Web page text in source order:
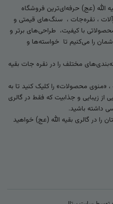
الله (عج) حرفه‌ای‌ترین فروشگاه
، نقره‌جات ، سنگ‌های قیمتی و
با کیفیت، طراحی‌های برتر و
را می‌کنیم تا خواسته‌ها و
مختلف را در نقره جات بقیه
محصولات» را کلیک کنید تا به
از زیبایی و جذابیت که فقط در گالری
داشته باشید.
را در گالری بقیه الله (عج) خواهید